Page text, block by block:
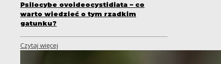
Psilocybe ovoideocystidiata – co
warto wiedzieć o tym rzadkim
gatunku?
Czytaj więcej